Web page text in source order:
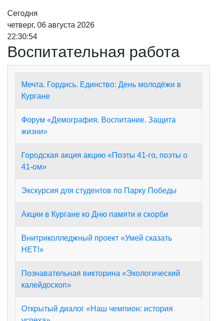
Сегодня
четверг, 06 августа 2026
22:30:54
Воспитательная работа
Мечта. Гордись. Единство: День молодёжи в
Кургане
Форум «Демография. Воспитание. Защита
жизни»
Городская акция акцию «Поэты 41-го, поэты о
41-ом»
Экскурсия для студентов по Парку Победы
Акции в Кургане ко Дню памяти и скорби
Внитриколледжный проект «Умей сказать
НЕТ!»
Познавательная викторина «Экологический
калейдоскоп»
Открытый диалог «Наш чемпион: история